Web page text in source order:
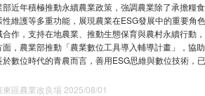
近年積極推動永續農業政策，強調農業除了承擔糧
維護等多重功能，展現農業在ESG發展中的重要角
作，支持在地農業、推動生態保育與農村永續行動
，農業部推動「農業數位工具導入輔導計畫」，協
數位時代的青農而言，善用ESG思維與數位技術，
區農業改良場 2025/08/01